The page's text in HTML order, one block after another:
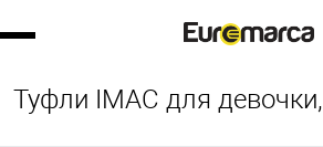
Туфли IMAC для